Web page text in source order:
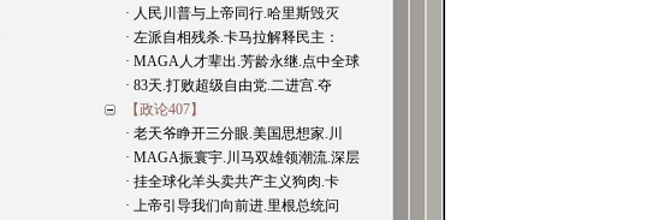
· 人民川普与上帝同行.哈里斯毁灭
· 左派自相残杀.卡马拉解释民主：
· MAGA人才辈出.芳龄永继.点中全球
· 83天.打败超级自由党.二进宫.夺
【政论407】
· 老天爷睁开三分眼.美国思想家.川
· MAGA振寰宇.川马双雄领潮流.深层
· 挂全球化羊头卖共产主义狗肉.卡
· 上帝引导我们向前进.里根总统问